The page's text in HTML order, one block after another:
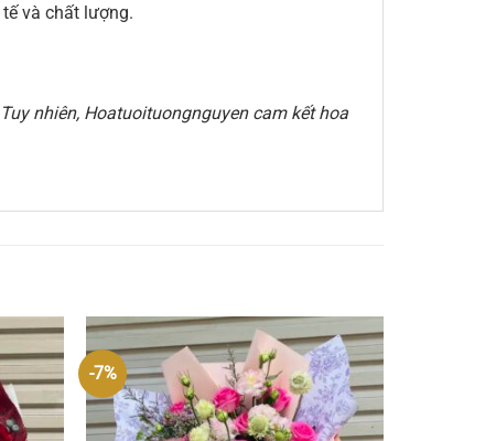
và chất lượng.
nhiên, Hoatuoituongnguyen cam kết hoa
-7%